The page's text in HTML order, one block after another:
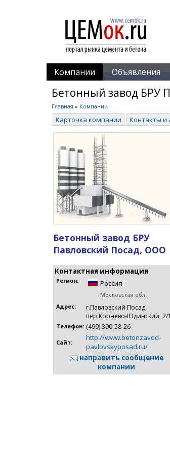
Компании Объявления
Бетонный завод БРУ
Главная » Компании
Карточка компании Контакты и
Бетонный завод БРУ
Павловский Посад, ООО
Контактная информация
Регион: Россия
Московская обл.
Адрес:
г.Павловский Посад,
пер.Корнево-Юдинский, 2/1
Телефон: (499) 390-58-26
Сайт:
http://www.betonzavod-
pavlovskyposad.ru/
направить сообщение
компании